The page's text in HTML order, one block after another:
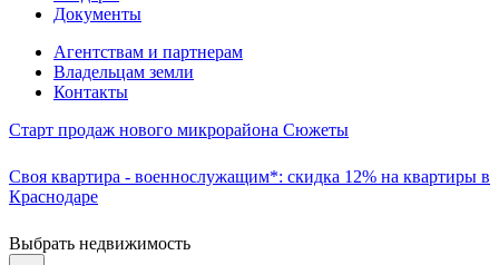
Документы
Агентствам и партнерам
Владельцам земли
Контакты
Старт продаж нового микрорайона Сюжеты
Своя квартира - военнослужащим*: скидка 12% на квартиры в
Краснодаре
Выбрать недвижимость